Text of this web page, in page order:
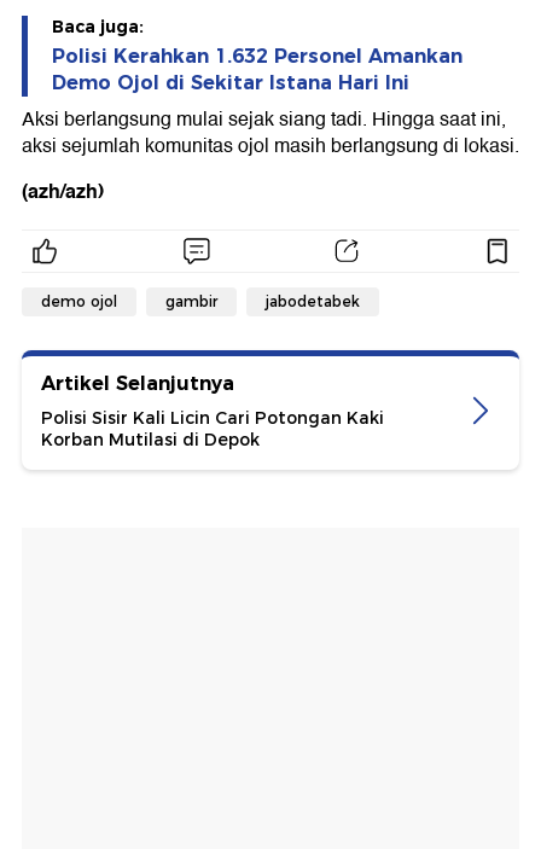
Baca juga:
Polisi Kerahkan 1.632 Personel Amankan
Demo Ojol di Sekitar Istana Hari Ini
Aksi berlangsung mulai sejak siang tadi. Hingga saat ini,
aksi sejumlah komunitas ojol masih berlangsung di lokasi.
(azh/azh)
demo ojol gambir jabodetabek
Artikel Selanjutnya
Polisi Sisir Kali Licin Cari Potongan Kaki
Korban Mutilasi di Depok